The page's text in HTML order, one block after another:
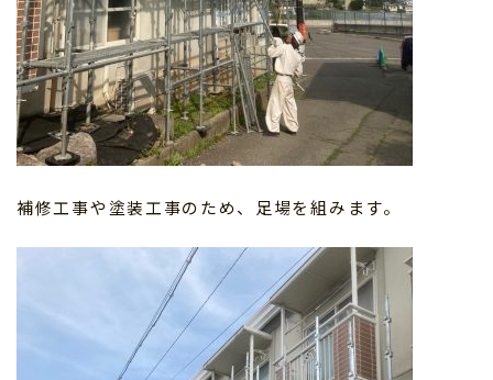
補修工事や塗装工事のため、足場を組みます。